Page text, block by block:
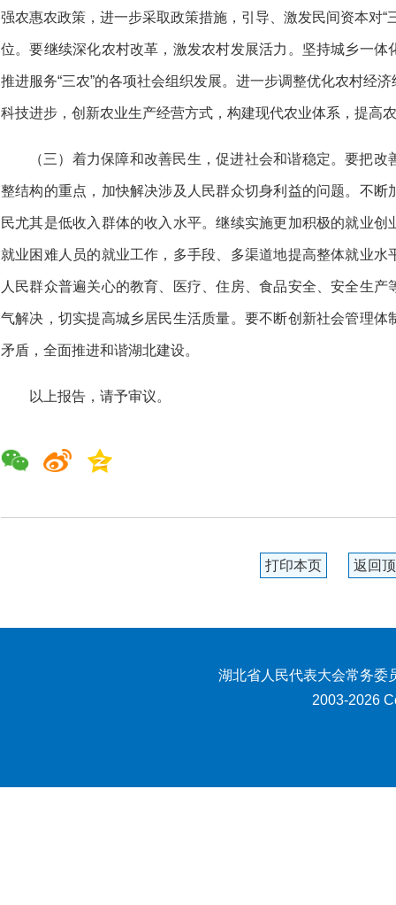
强农惠农政策，进一步采取政策措施，引导、激发民间资本对“
位。要继续深化农村改革，激发农村发展活力。坚持城乡一
推进服务“三农”的各项社会组织发展。进一步调整优化农村经
科技进步，创新农业生产经营方式，构建现代农业体系，提高
（三）着力保障和改善民生，促进社会和谐稳定。要把
整结构的重点，加快解决涉及人民群众切身利益的问题。不
民尤其是低收入群体的收入水平。继续实施更加积极的就业
就业困难人员的就业工作，多手段、多渠道地提高整体就业
人民群众普遍关心的教育、医疗、住房、食品安全、安全生
气解决，切实提高城乡居民生活质量。要不断创新社会管理
矛盾，全面推进和谐湖北建设。
以上报告，请予审议。
打印本页 返回
湖北省人民代表大会常务委
2003-2026